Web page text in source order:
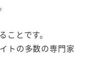
とです。
トの多数の専門家